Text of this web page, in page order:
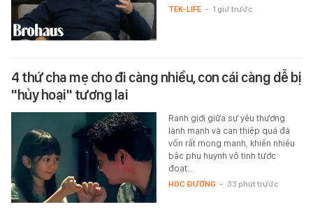
TEK-LIFE - 1 giờ trước
4 thứ cha mẹ cho đi càng nhiều, con cái càng dễ bị
"hủy hoại" tương lai
Ranh giới giữa sự yêu thương
lành mạnh và can thiệp quá đà
vốn rất mong manh, khiến nhiều
bậc phụ huynh vô tình tước
đoạt…
HỌC ĐƯỜNG - 33 phút trước